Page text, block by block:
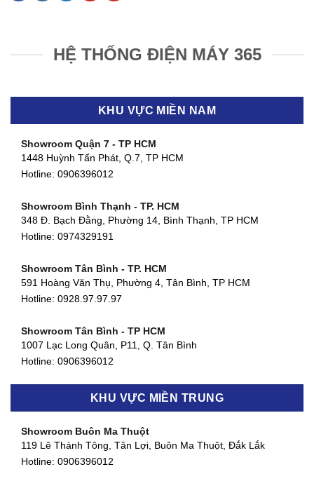
HỆ THỐNG ĐIỆN MÁY 365
KHU VỰC MIỀN NAM
Showroom Quận 7 - TP HCM
1448 Huỳnh Tấn Phát, Q.7, TP HCM
Hotline: 0906396012
Showroom Bình Thạnh - TP. HCM
348 Đ. Bạch Đằng, Phường 14, Bình Thạnh, TP HCM
Hotline: 0974329191
Showroom Tân Bình - TP. HCM
591 Hoàng Văn Thụ, Phường 4, Tân Bình, TP HCM
Hotline: 0928.97.97.97
Showroom Tân Bình - TP HCM
1007 Lạc Long Quân, P11, Q. Tân Bình
Hotline: 0906396012
Showroom Biên Hòa - Đồng Nai
Showroom Thuận An - Bình Dương
KHU VỰC MIỀN TRUNG
Showroom Buôn Ma Thuột
119 Lê Thánh Tông, Tân Lợi, Buôn Ma Thuột, Đắk Lắk
Hotline: 0906396012